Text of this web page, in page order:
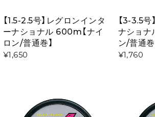
【1.5-2.5号】レグロンインタ
ーナショナル 600m【ナイ
ロン/普通巻】
¥1,650
【3-3.5
ナショナ
ン/普通巻
¥1,760